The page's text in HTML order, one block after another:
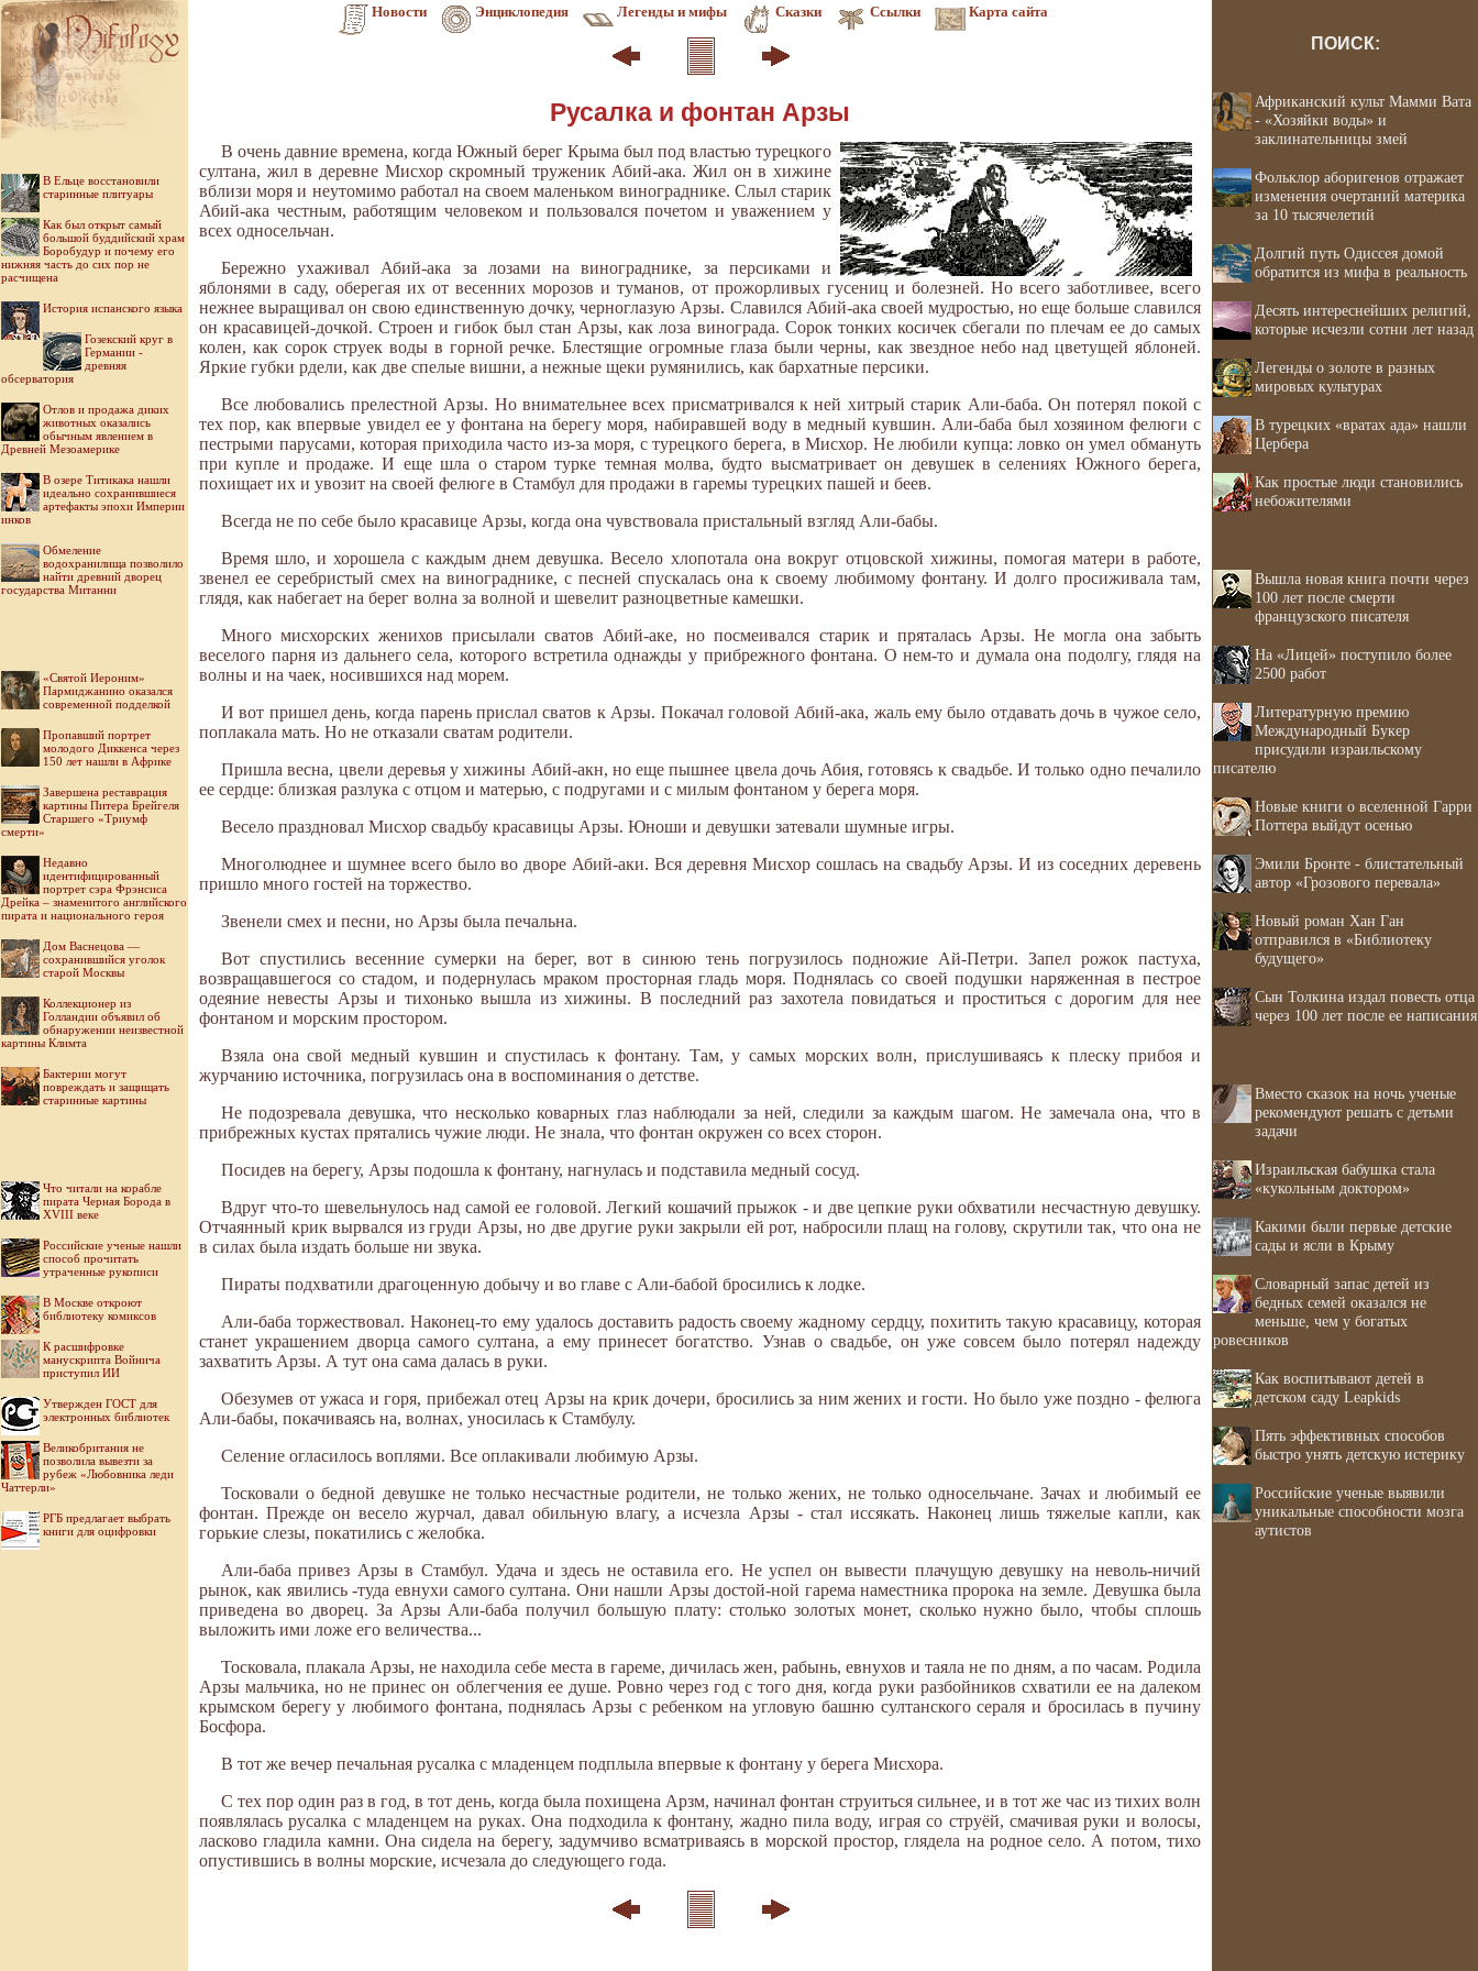
Новости Энциклопедия Легенды и мифы Сказки Ссылки Карта сайта
В Ельце восстановили
старинные плитуары
Как был открыт самый
большой буддийский храм
Боробудур и почему его
нижняя часть до сих пор не
расчищена
История испанского языка
Гозекский круг в
Германии -
древняя
обсерватория
Отлов и продажа диких
животных оказались
обычным явлением в
Древней Мезоамерике
В озере Титикака нашли
идеально сохранившиеся
артефакты эпохи Империи
инков
Обмеление
водохранилища позволило
найти древний дворец
государства Митанни
«Святой Иероним»
Пармиджанино оказался
современной подделкой
Пропавший портрет
молодого Диккенса через
150 лет нашли в Африке
Завершена реставрация
картины Питера Брейгеля
Старшего «Триумф
смерти»
Недавно
идентифицированный
портрет сэра Фрэнсиса
Дрейка – знаменитого английского
пирата и национального героя
Дом Васнецова —
сохранившийся уголок
старой Москвы
Коллекционер из
Голландии объявил об
обнаружении неизвестной
картины Климта
Бактерии могут
повреждать и защищать
старинные картины
Что читали на корабле
пирата Черная Борода в
XVIII веке
Российские ученые нашли
способ прочитать
утраченные рукописи
В Москве откроют
библиотеку комиксов
К расшифровке
манускрипта Войнича
приступил ИИ
Утвержден ГОСТ для
электронных библиотек
Великобритания не
позволила вывезти за
рубеж «Любовника леди
Чаттерли»
РГБ предлагает выбрать
книги для оцифровки
Русалка и фонтан Арзы
В очень давние времена, когда Южный берег Крыма был под властью турецкого
султана, жил в деревне Мисхор скромный труженик Абий-ака. Жил он в хижине
вблизи моря и неутомимо работал на своем маленьком винограднике. Слыл старик
Абий-ака честным, работящим человеком и пользовался почетом и уважением у
всех односельчан.
Бережно ухаживал Абий-ака за лозами на винограднике, за персиками и
яблонями в саду, оберегая их от весенних морозов и туманов, от прожорливых гусениц и болезней. Но всего заботливее, всего
нежнее выращивал он свою единственную дочку, черноглазую Арзы. Славился Абий-ака своей мудростью, но еще больше славился
он красавицей-дочкой. Строен и гибок был стан Арзы, как лоза винограда. Сорок тонких косичек сбегали по плечам ее до самых
колен, как сорок струек воды в горной речке. Блестящие огромные глаза были черны, как звездное небо над цветущей яблоней.
Яркие губки рдели, как две спелые вишни, а нежные щеки румянились, как бархатные персики.
Все любовались прелестной Арзы. Но внимательнее всех присматривался к ней хитрый старик Али-баба. Он потерял покой с
тех пор, как впервые увидел ее у фонтана на берегу моря, набиравшей воду в медный кувшин. Али-баба был хозяином фелюги с
пестрыми парусами, которая приходила часто из-за моря, с турецкого берега, в Мисхор. Не любили купца: ловко он умел обмануть
при купле и продаже. И еще шла о старом турке темная молва, будто высматривает он девушек в селениях Южного берега,
похищает их и увозит на своей фелюге в Стамбул для продажи в гаремы турецких пашей и беев.
Всегда не по себе было красавице Арзы, когда она чувствовала пристальный взгляд Али-бабы.
Время шло, и хорошела с каждым днем девушка. Весело хлопотала она вокруг отцовской хижины, помогая матери в работе,
звенел ее серебристый смех на винограднике, с песней спускалась она к своему любимому фонтану. И долго просиживала там,
глядя, как набегает на берег волна за волной и шевелит разноцветные камешки.
Много мисхорских женихов присылали сватов Абий-аке, но посмеивался старик и пряталась Арзы. Не могла она забыть
веселого парня из дальнего села, которого встретила однажды у прибрежного фонтана. О нем-то и думала она подолгу, глядя на
волны и на чаек, носившихся над морем.
И вот пришел день, когда парень прислал сватов к Арзы. Покачал головой Абий-ака, жаль ему было отдавать дочь в чужое село,
поплакала мать. Но не отказали сватам родители.
Пришла весна, цвели деревья у хижины Абий-акн, но еще пышнее цвела дочь Абия, готовясь к свадьбе. И только одно печалило
ее сердце: близкая разлука с отцом и матерью, с подругами и с милым фонтаном у берега моря.
Весело праздновал Мисхор свадьбу красавицы Арзы. Юноши и девушки затевали шумные игры.
Многолюднее и шумнее всего было во дворе Абий-аки. Вся деревня Мисхор сошлась на свадьбу Арзы. И из соседних деревень
пришло много гостей на торжество.
Звенели смех и песни, но Арзы была печальна.
Вот спустились весенние сумерки на берег, вот в синюю тень погрузилось подножие Ай-Петри. Запел рожок пастуха,
возвращавшегося со стадом, и подернулась мраком просторная гладь моря. Поднялась со своей подушки наряженная в пестрое
одеяние невесты Арзы и тихонько вышла из хижины. В последний раз захотела повидаться и проститься с дорогим для нее
фонтаном и морским простором.
Взяла она свой медный кувшин и спустилась к фонтану. Там, у самых морских волн, прислушиваясь к плеску прибоя и
журчанию источника, погрузилась она в воспоминания о детстве.
Не подозревала девушка, что несколько коварных глаз наблюдали за ней, следили за каждым шагом. Не замечала она, что в
прибрежных кустах прятались чужие люди. Не знала, что фонтан окружен со всех сторон.
Посидев на берегу, Арзы подошла к фонтану, нагнулась и подставила медный сосуд.
Вдруг что-то шевельнулось над самой ее головой. Легкий кошачий прыжок - и две цепкие руки обхватили несчастную девушку.
Отчаянный крик вырвался из груди Арзы, но две другие руки закрыли ей рот, набросили плащ на голову, скрутили так, что она не
в силах была издать больше ни звука.
Пираты подхватили драгоценную добычу и во главе с Али-бабой бросились к лодке.
Али-баба торжествовал. Наконец-то ему удалось доставить радость своему жадному сердцу, похитить такую красавицу, которая
станет украшением дворца самого султана, а ему принесет богатство. Узнав о свадьбе, он уже совсем было потерял надежду
захватить Арзы. А тут она сама далась в руки.
Обезумев от ужаса и горя, прибежал отец Арзы на крик дочери, бросились за ним жених и гости. Но было уже поздно - фелюга
Али-бабы, покачиваясь на, волнах, уносилась к Стамбулу.
Селение огласилось воплями. Все оплакивали любимую Арзы.
Тосковали о бедной девушке не только несчастные родители, не только жених, не только односельчане. Зачах и любимый ее
фонтан. Прежде он весело журчал, давал обильную влагу, а исчезла Арзы - стал иссякать. Наконец лишь тяжелые капли, как
горькие слезы, покатились с желобка.
Али-баба привез Арзы в Стамбул. Удача и здесь не оставила его. Не успел он вывести плачущую девушку на неволь-ничий
рынок, как явились -туда евнухи самого султана. Они нашли Арзы достой-ной гарема наместника пророка на земле. Девушка была
приведена во дворец. За Арзы Али-баба получил большую плату: столько золотых монет, сколько нужно было, чтобы сплошь
выложить ими ложе его величества...
Тосковала, плакала Арзы, не находила себе места в гареме, дичилась жен, рабынь, евнухов и таяла не по дням, а по часам. Родила
Арзы мальчика, но не принес он облегчения ее душе. Ровно через год с того дня, когда руки разбойников схватили ее на далеком
крымском берегу у любимого фонтана, поднялась Арзы с ребенком на угловую башню султанского сераля и бросилась в пучину
Босфора.
В тот же вечер печальная русалка с младенцем подплыла впервые к фонтану у берега Мисхора.
С тех пор один раз в год, в тот день, когда была похищена Арзм, начинал фонтан струиться сильнее, и в тот же час из тихих волн
появлялась русалка с младенцем на руках. Она подходила к фонтану, жадно пила воду, играя со струёй, смачивая руки и волосы,
ласково гладила камни. Она сидела на берегу, задумчиво всматриваясь в морской простор, глядела на родное село. А потом, тихо
опустившись в волны морские, исчезала до следующего года.
ПОИСК:
Африканский культ Мамми Вата
- «Хозяйки воды» и
заклинательницы змей
Фольклор аборигенов отражает
изменения очертаний материка
за 10 тысячелетий
Долгий путь Одиссея домой
обратится из мифа в реальность
Десять интереснейших религий,
которые исчезли сотни лет назад
Легенды о золоте в разных
мировых культурах
В турецких «вратах ада» нашли
Цербера
Как простые люди становились
небожителями
Вышла новая книга почти через
100 лет после смерти
французского писателя
На «Лицей» поступило более
2500 работ
Литературную премию
Международный Букер
присудили израильскому
писателю
Новые книги о вселенной Гарри
Поттера выйдут осенью
Эмили Бронте - блистательный
автор «Грозового перевала»
Новый роман Хан Ган
отправился в «Библиотеку
будущего»
Сын Толкина издал повесть отца
через 100 лет после ее написания
Вместо сказок на ночь ученые
рекомендуют решать с детьми
задачи
Израильская бабушка стала
«кукольным доктором»
Какими были первые детские
сады и ясли в Крыму
Словарный запас детей из
бедных семей оказался не
меньше, чем у богатых
ровесников
Как воспитывают детей в
детском саду Leapkids
Пять эффективных способов
быстро унять детскую истерику
Российские ученые выявили
уникальные способности мозга
аутистов